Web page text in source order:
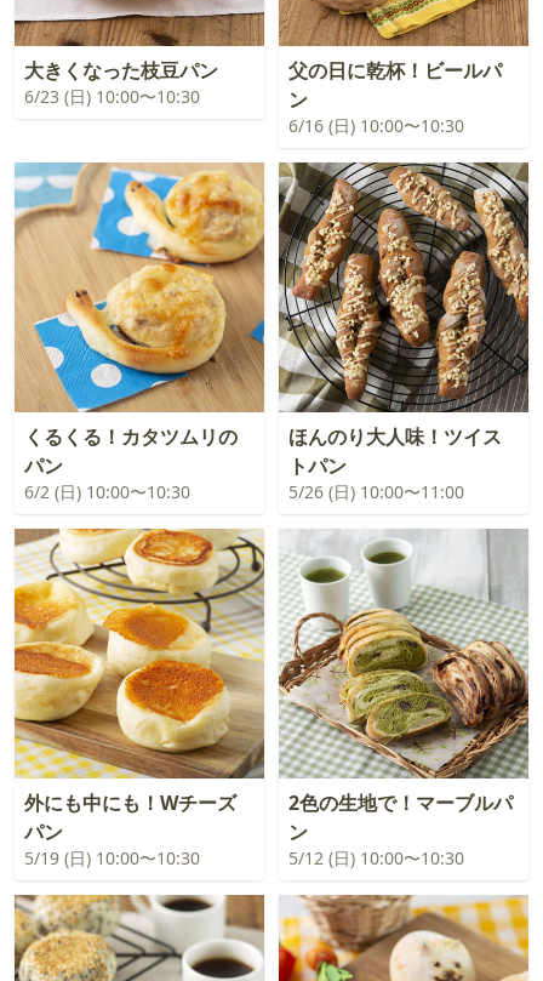
大きくなった枝豆パン
6/23 (日) 10:00〜10:30
父の日に乾杯！ビールパ
ン
6/16 (日) 10:00〜10:30
くるくる！カタツムリの
パン
6/2 (日) 10:00〜10:30
ほんのり大人味！ツイス
トパン
5/26 (日) 10:00〜11:00
外にも中にも！Wチーズ
パン
5/19 (日) 10:00〜10:30
2色の生地で！マーブルパ
ン
5/12 (日) 10:00〜10:30